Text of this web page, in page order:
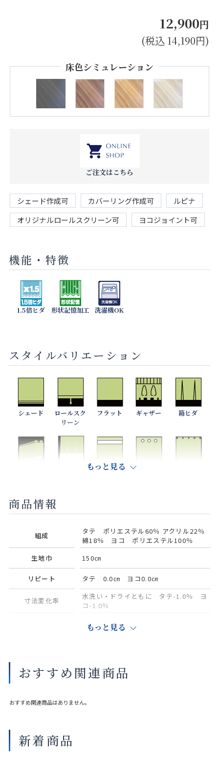
12,900円
(税込 14,190円)
床色シミュレーション
ご注文はこちら
シェード作成可 カバーリング作成可
ルピナ
オリジナルロールスクリーン可
ヨコジョイント可
機能・特徴
1.5倍ヒダ 形状記憶加工 洗濯機OK
スタイルバリエーション
シェード
ロールスク
リーン
フラット ギャザー 箱ヒダ
ヨコジョインフラットカー
ハトメ（大・
クッションカ
もっと見る
商品情報
組成
タテ ポリエステル60％ アクリル22％
綿18％ ヨコ ポリエステル100％
生地巾
150㎝
リピート タテ 0.0㎝ ヨコ0.0㎝
寸法変化率
水洗い・ドライともに タテ-1.0％ ヨ
コ-1.0％
Aフック、Bフック選択できます
サイズや縫製仕様によって価格が異なります。
実際の色や素材感は店舗にてご覧いただけます。
もっと見る
おすすめ関連商品
おすすめ関連商品はありません。
新着商品